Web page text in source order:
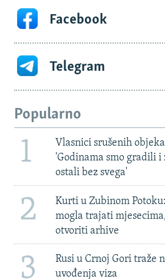
Facebook
Telegram
Popularno
1
Vlasnici srušenih
'Godinama smo gradili
ostali bez svega'
2
Kurti u Zubinom
mogla trajati
otvoriti arhive
3
Rusi u Crnoj Gori traže
uvođenja viza